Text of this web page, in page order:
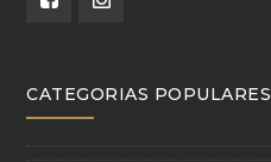
CATEGORIAS POPULARES